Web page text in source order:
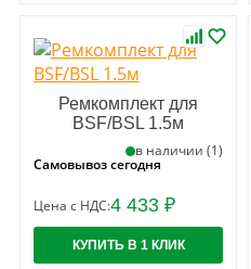
Ремкомплект для
BSF/BSL 1.5м
в наличии (1)
Самовывоз сегодня
Цена с НДС:4 433 ₽
КУПИТЬ В 1 КЛИК